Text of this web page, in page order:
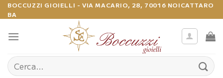
Salta
ai
contenuti
BOCCUZZI GIOIELLI - VIA MACARIO, 28, 70016 NOICATTARO
BA
Cerca: